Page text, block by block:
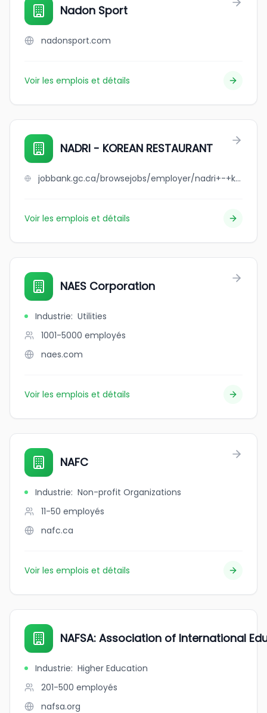
Nadon Sport
nadonsport.com
Voir les emplois et détails
NADRI - KOREAN RESTAURANT
jobbank.gc.ca/browsejobs/employer/nadri+-+korean+restaurant/ca
Voir les emplois et détails
NAES Corporation
Industrie: Utilities
1001-5000 employés
naes.com
Voir les emplois et détails
NAFC
Industrie: Non-profit Organizations
11-50 employés
nafc.ca
Voir les emplois et détails
NAFSA: Association of International
Industrie: Higher Education
201-500 employés
nafsa.org